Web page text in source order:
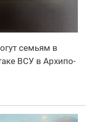
семьям в
ВСУ в Архипо-